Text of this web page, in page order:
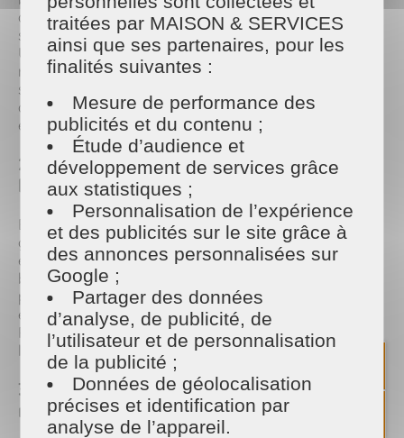
avec l’air marin, les dépôts de calcaire peuvent
s’accumuler plus rapidement dans nos maisons.
Utilisez du vinaigre blanc pour détartrer vos
robinets, nettoyer vos vitres ou désinfecter vos
surfaces. Mélangez-le avec un peu d’eau pour plus
de douceur et ajoutez quelques gouttes d’huile
essentielle pour neutraliser son odeur.
2. Du bicarbonate de soude pour venir à
bout des tâches difficiles
Besoin de nettoyer un four incrusté ou une surface
grasse ? Le bicarbonate de soude est une solution
écologique et efficace. En mélangeant du
bicarbonate avec un peu d’eau pour obtenir une
pâte, vous pouvez facilement décrasser vos
équipements de cuisine ou vos joints de carrelage.
Parfait pour les maisons situées près de la mer, où
l’air salin peut laisser des traces.
3. Optez pour des chiffons en microfibres
réutilisables
traitées par MAISON & SERVICES
ainsi que ses partenaires, pour les
finalités suivantes :
Mesure de performance des
publicités et du contenu ;
Étude d’audience et
développement de services grâce
aux statistiques ;
Personnalisation de l’expérience
et des publicités sur le site grâce à
des annonces personnalisées sur
Google ;
Partager des données
d’analyse, de publicité, de
l’utilisateur et de personnalisation
de la publicité ;
Données de géolocalisation
précises et identification par
analyse de l’appareil.